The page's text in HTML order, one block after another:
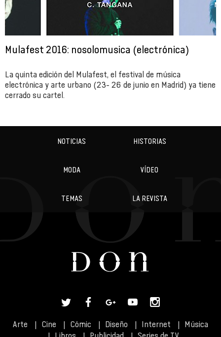
Mulafest 2016: nosolomusica (electrónica)
La quinta edición del Mulafest, el festival de música
electrónica y arte urbano (23- 26 de junio en Madrid) ya tiene
cerrado su cartel.
NOTICIAS HISTORIAS
MODA VÍDEO
TEMAS LA REVISTA
Arte Cine Cómic Diseño Internet
Música